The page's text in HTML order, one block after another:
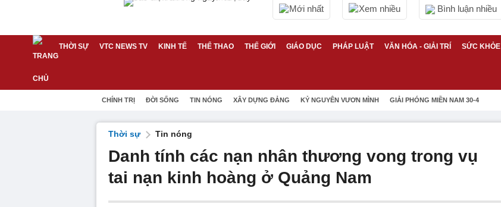
Mới nhất Xem nhiều Bình luận nhiều
THỜI SỰ VTC NEWS TV KINH TẾ THỂ THAO THẾ GIỚI GIÁO DỤC PHÁP LUẬT VĂN HÓA - GIẢI TRÍ SỨC KHỎE
CHÍNH TRỊ ĐỜI SỐNG TIN NÓNG XÂY DỰNG ĐẢNG KỶ NGUYÊN VƯƠN MÌNH GIẢI PHÓNG MIỀN NAM 30-4
Thời sự Tin nóng
Danh tính các nạn nhân thương vong trong vụ
tai nạn kinh hoàng ở Quảng Nam